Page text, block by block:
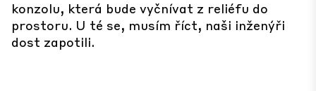
konzolu, která bude vyčnívat z reliéfu do
prostoru. U té se, musím říct, naši inženýři
dost zapotili.